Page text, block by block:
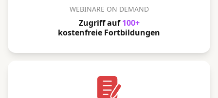
WEBINARE ON DEMAND
Zugriff auf100+
kostenfreie Fortbildungen